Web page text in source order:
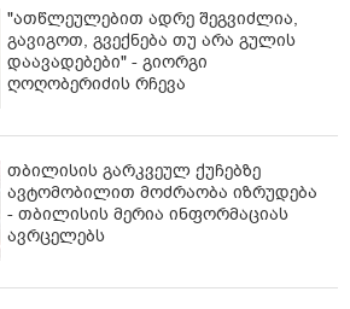
"ათწლეულებით ადრე შეგვიძლია,
გავიგოთ, გვექნება თუ არა გულის
დაავადებები" - გიორგი
ღოღობერიძის რჩევა
თბილისის გარკვეულ ქუჩებზე
ავტომობილით მოძრაობა იზრუდება
- თბილისის მერია ინფორმაციას
ავრცელებს